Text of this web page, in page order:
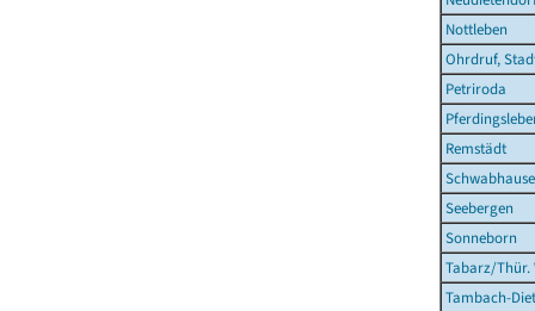
Nottleben
Ohrdruf,
Petriroda
Remstädt
Seebergen
Sonneborn
Tabarz/Thür.
Tambach-